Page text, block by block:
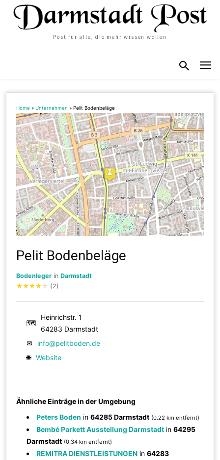
Post für alle, die mehr wissen wollen
Home »Unternehmen »Pelit Bodenbeläge
Pelit Bodenbeläge
Bodenleger inDarmstadt
★★★★ ☆ (2)
🗺
Heinrichstr. 1
64283 Darmstadt
✉
info@pelitboden.de
🌐 Website
Ähnliche Einträge in der Umgebung
Peters Boden in64285 Darmstadt (0.22 km entfernt)
Bembé Parkett Ausstellung Darmstadt in64295
Darmstadt (0.34 km entfernt)
REMITRA DIENSTLEISTUNGEN in64283